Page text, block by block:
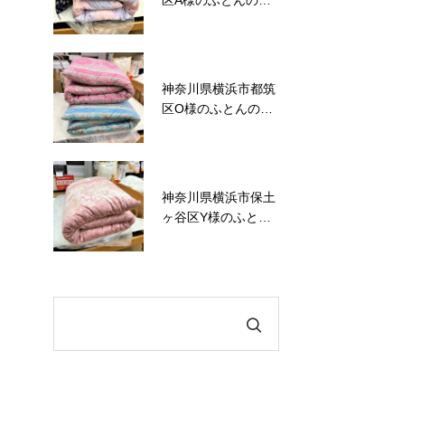
神奈川県横浜市都筑
区O様のふとんの打
神奈川県横浜市保土
ヶ谷区Y様のふとん
かながわトクトクキ
ャンペーン！『かな
六角橋商店街プレミ
アム商品券のお知ら